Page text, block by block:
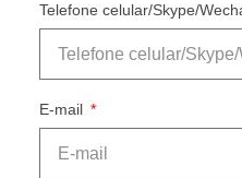
Telefone celular/Skype/
E-mail